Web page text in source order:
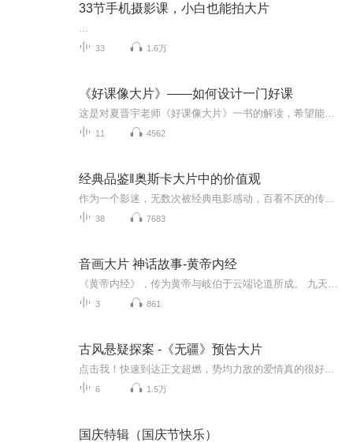
33节手机摄影课，小白也能拍大片
33 1.6万
《好课像大片》——如何设计一门好课
11 4562
经典品鉴‖奥斯卡大片中的价值观
38 7683
音画大片 神话故事-黄帝内经
3 861
古风悬疑探案 -《无疆》预告大片
6 1.5万
国庆特辑（国庆节快乐）